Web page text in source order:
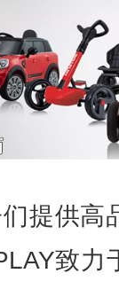
提供高
致力